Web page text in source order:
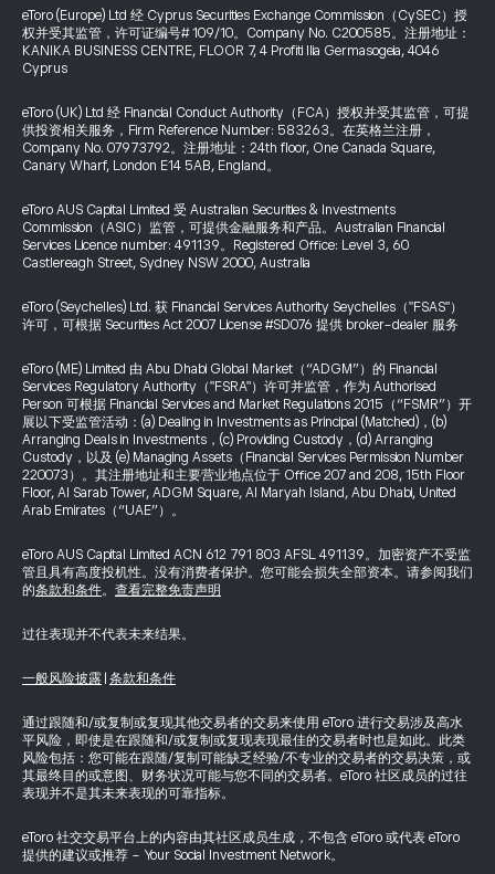
eToro (Europe) Ltd 经 Cyprus Securities Exchange Commission（CySEC）授
权并受其监管，许可证编号# 109/10。Company No. C200585。注册地址：
KANIKA BUSINESS CENTRE, FLOOR 7, 4 Profiti Ilia Germasogeia, 4046
Cyprus
eToro (UK) Ltd 经 Financial Conduct Authority（FCA）授权并受其监管，可提
供投资相关服务，Firm Reference Number: 583263。在英格兰注册，
Company No. 07973792。注册地址：24th floor, One Canada Square,
Canary Wharf, London E14 5AB, England。
eToro AUS Capital Limited 受 Australian Securities & Investments
Commission（ASIC）监管，可提供金融服务和产品。Australian Financial
Services Licence number: 491139。Registered Office: Level 3, 60
Castlereagh Street, Sydney NSW 2000, Australia
eToro (Seychelles) Ltd. 获 Financial Services Authority Seychelles（"FSAS"）
许可，可根据 Securities Act 2007 License #SD076 提供 broker-dealer 服务
eToro (ME) Limited 由 Abu Dhabi Global Market（“ADGM”）的 Financial
Services Regulatory Authority（"FSRA"）许可并监管，作为 Authorised
Person 可根据 Financial Services and Market Regulations 2015（“FSMR”）开
展以下受监管活动：(a) Dealing in Investments as Principal (Matched)，(b)
Arranging Deals in Investments，(c) Providing Custody，(d) Arranging
Custody，以及 (e) Managing Assets（Financial Services Permission Number
220073）。其注册地址和主要营业地点位于 Office 207 and 208, 15th Floor
Floor, Al Sarab Tower, ADGM Square, Al Maryah Island, Abu Dhabi, United
Arab Emirates（“UAE”）。
eToro AUS Capital Limited ACN 612 791 803 AFSL 491139。加密资产不受监
管且具有高度投机性。没有消费者保护。您可能会损失全部资本。请参阅我们
的条款和条件。 查看完整免责声明
过往表现并不代表未来结果。
一般风险披露 条款和条件
通过跟随和/或复制或复现其他交易者的交易来使用 eToro 进行交易涉及高水
平风险，即使是在跟随和/或复制或复现表现最佳的交易者时也是如此。此类
风险包括：您可能在跟随/复制可能缺乏经验/不专业的交易者的交易决策，或
其最终目的或意图、财务状况可能与您不同的交易者。eToro 社区成员的过往
表现并不是其未来表现的可靠指标。
eToro 社交交易平台上的内容由其社区成员生成，不包含 eToro 或代表 eToro
提供的建议或推荐 - Your Social Investment Network。